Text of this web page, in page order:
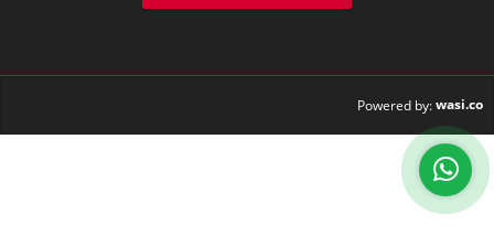
Powered by:wasi.co